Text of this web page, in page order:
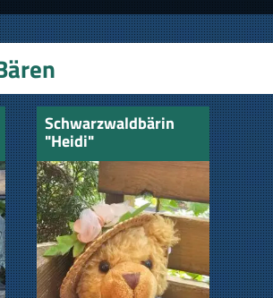
Schwarzwaldbärin
"Heidi"